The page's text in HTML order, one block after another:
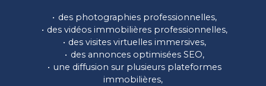
des photographies professionnelles,
des vidéos immobilières professionnelles,
des visites virtuelles immersives,
des annonces optimisées SEO,
une diffusion sur plusieurs plateformes
immobilières,